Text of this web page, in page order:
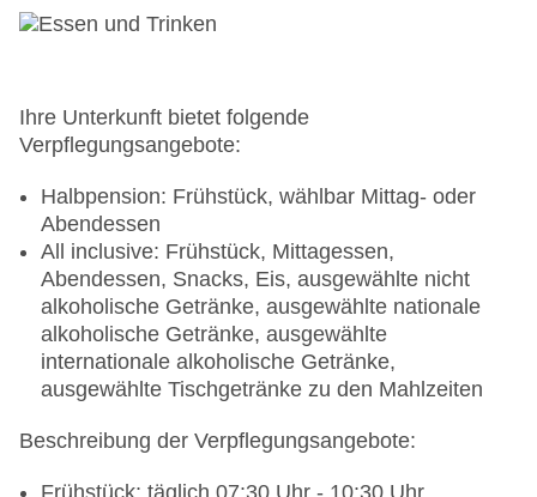
Parkmöglichkeiten: Parkplatz (nach
überdacht: ohne Gebühr, Anfrage & Reservierung
nicht notwendig, nicht überdacht: ohne Gebühr,
Tagungseinrichtungen: Konferenzräume: 2,
Tageslicht, Tagungsequipment: gegen Gebühr,
Coffee Breaks: gegen Gebühr
Größe des Hotels/Anlage: 4 ha
Gebäudeanzahl: 23, Zimmer: 3, Villen: 15
Landeskategorie: 5 Sterne
Ihre Unterkunft bietet folgende
Verpflegungsangebote:
Halbpension: Frühstück, wählbar Mittag- oder
Abendessen
All inclusive: Frühstück, Mittagessen,
Abendessen, Snacks, Eis, ausgewählte nicht
alkoholische Getränke, ausgewählte nationale
alkoholische Getränke, ausgewählte
internationale alkoholische Getränke,
ausgewählte Tischgetränke zu den Mahlzeiten
Beschreibung der Verpflegungsangebote: